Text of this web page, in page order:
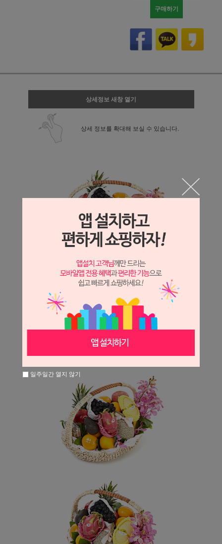
구매하기
상세정보 새창 열기
상세 정보를 확대해 보실 수 있습니다.
일주일간 열지 않기